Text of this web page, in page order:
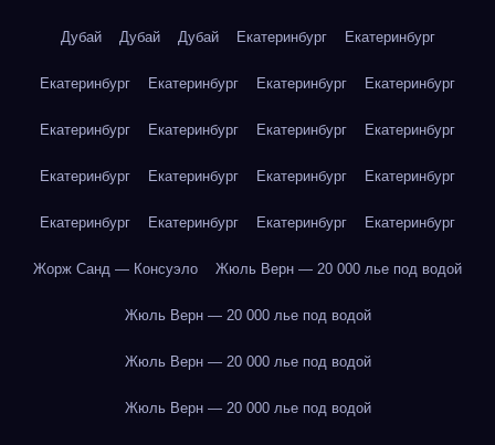
Дубай Дубай Дубай Екатеринбург Екатеринбург
Екатеринбург Екатеринбург Екатеринбург Екатеринбург
Екатеринбург Екатеринбург Екатеринбург Екатеринбург
Екатеринбург Екатеринбург Екатеринбург Екатеринбург
Екатеринбург Екатеринбург Екатеринбург Екатеринбург
Жорж Санд — Консуэло Жюль Верн — 20 000 лье под водой
Жюль Верн — 20 000 лье под водой
Жюль Верн — 20 000 лье под водой
Жюль Верн — 20 000 лье под водой